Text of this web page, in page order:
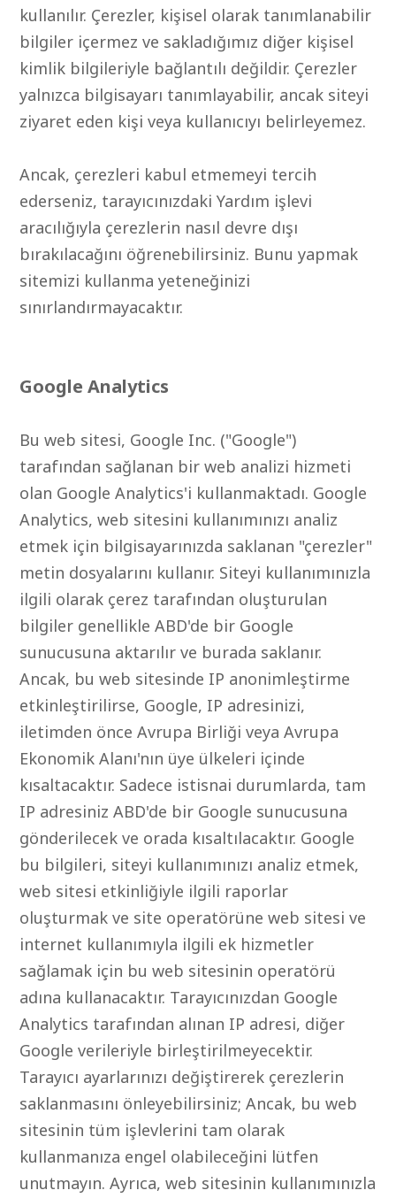
kullanılır. Çerezler, kişisel olarak tanımlanabilir
bilgiler içermez ve sakladığımız diğer kişisel
kimlik bilgileriyle bağlantılı değildir. Çerezler
yalnızca bilgisayarı tanımlayabilir, ancak siteyi
ziyaret eden kişi veya kullanıcıyı belirleyemez.
Ancak, çerezleri kabul etmemeyi tercih
ederseniz, tarayıcınızdaki Yardım işlevi
aracılığıyla çerezlerin nasıl devre dışı
bırakılacağını öğrenebilirsiniz. Bunu yapmak
sitemizi kullanma yeteneğinizi
sınırlandırmayacaktır.
Google Analytics
Bu web sitesi, Google Inc. ("Google")
tarafından sağlanan bir web analizi hizmeti
olan Google Analytics'i kullanmaktadı. Google
Analytics, web sitesini kullanımınızı analiz
etmek için bilgisayarınızda saklanan "çerezler"
metin dosyalarını kullanır. Siteyi kullanımınızla
ilgili olarak çerez tarafından oluşturulan
bilgiler genellikle ABD'de bir Google
sunucusuna aktarılır ve burada saklanır.
Ancak, bu web sitesinde IP anonimleştirme
etkinleştirilirse, Google, IP adresinizi,
iletimden önce Avrupa Birliği veya Avrupa
Ekonomik Alanı'nın üye ülkeleri içinde
kısaltacaktır. Sadece istisnai durumlarda, tam
IP adresiniz ABD'de bir Google sunucusuna
gönderilecek ve orada kısaltılacaktır. Google
bu bilgileri, siteyi kullanımınızı analiz etmek,
web sitesi etkinliğiyle ilgili raporlar
oluşturmak ve site operatörüne web sitesi ve
internet kullanımıyla ilgili ek hizmetler
sağlamak için bu web sitesinin operatörü
adına kullanacaktır. Tarayıcınızdan Google
Analytics tarafından alınan IP adresi, diğer
Google verileriyle birleştirilmeyecektir.
Tarayıcı ayarlarınızı değiştirerek çerezlerin
saklanmasını önleyebilirsiniz; Ancak, bu web
sitesinin tüm işlevlerini tam olarak
kullanmanıza engel olabileceğini lütfen
unutmayın. Ayrıca, web sitesinin kullanımınızla